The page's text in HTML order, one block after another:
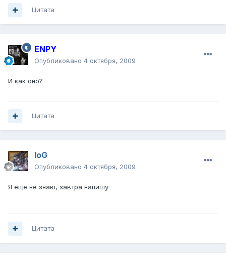
Цитата
ENPY
Опубликовано 4 октября, 2009
И как оно?
Цитата
IoG
Опубликовано 4 октября, 2009
Я еще не знаю, завтра напишу
Цитата